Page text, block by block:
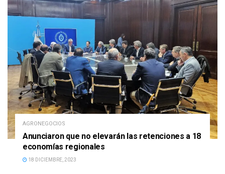
AGRONEGOCIOS
Anunciaron que no elevarán las retenciones a 18
economías regionales
18 DICIEMBRE, 2023